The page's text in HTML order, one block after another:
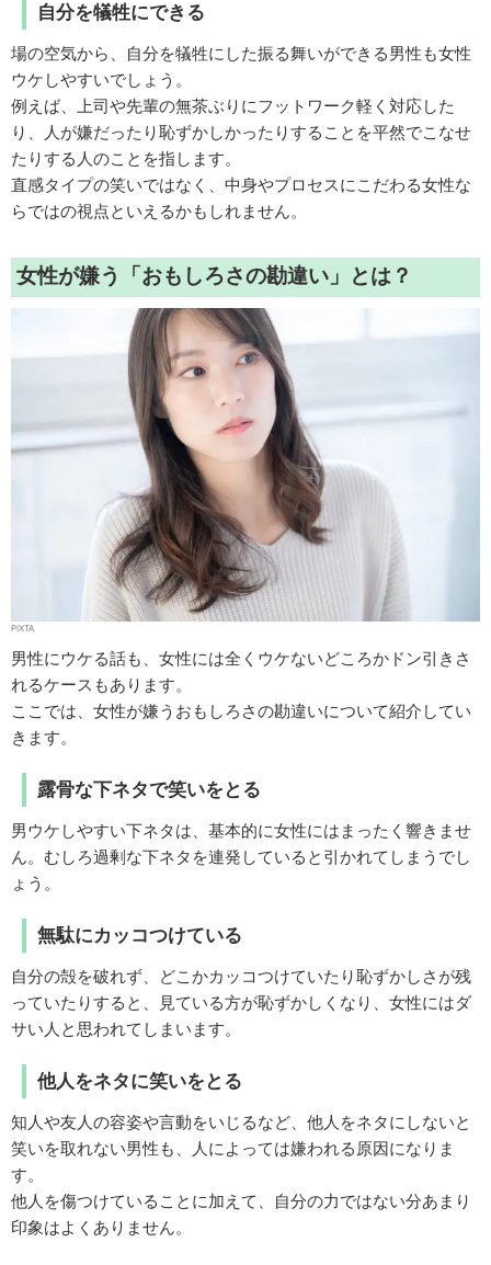
自分を犠牲にできる
場の空気から、自分を犠牲にした振る舞いができる男性も女性
ウケしやすいでしょう。
例えば、上司や先輩の無茶ぶりにフットワーク軽く対応した
り、人が嫌だったり恥ずかしかったりすることを平然でこなせ
たりする人のことを指します。
直感タイプの笑いではなく、中身やプロセスにこだわる女性な
らではの視点といえるかもしれません。
女性が嫌う「おもしろさの勘違い」とは？
PIXTA
男性にウケる話も、女性には全くウケないどころかドン引きさ
れるケースもあります。
ここでは、女性が嫌うおもしろさの勘違いについて紹介してい
きます。
露骨な下ネタで笑いをとる
男ウケしやすい下ネタは、基本的に女性にはまったく響きませ
ん。むしろ過剰な下ネタを連発していると引かれてしまうでし
ょう。
無駄にカッコつけている
自分の殻を破れず、どこかカッコつけていたり恥ずかしさが残
っていたりすると、見ている方が恥ずかしくなり、女性にはダ
サい人と思われてしまいます。
他人をネタに笑いをとる
知人や友人の容姿や言動をいじるなど、他人をネタにしないと
笑いを取れない男性も、人によっては嫌われる原因になりま
す。
他人を傷つけていることに加えて、自分の力ではない分あまり
印象はよくありません。